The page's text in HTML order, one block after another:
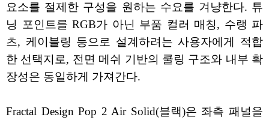
요소를 절제한 구성을 원하는 수요를 겨냥한다. 튜
닝 포인트를 RGB가 아닌 부품 컬러 매칭, 수랭 파
츠, 케이블링 등으로 설계하려는 사용자에게 적합
한 선택지로, 전면 메쉬 기반의 쿨링 구조와 내부 확
장성은 동일하게 가져간다.
Fractal Design Pop 2 Air Solid(블랙)은 좌측 패널을